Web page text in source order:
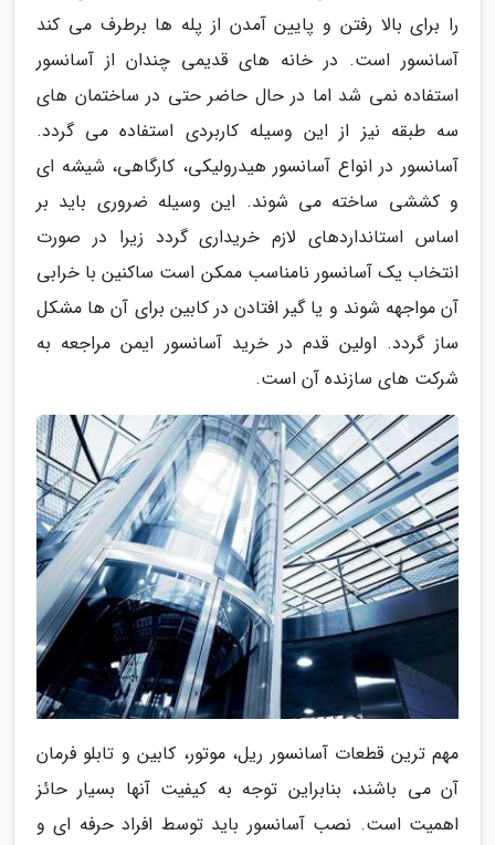
را برای بالا رفتن و پایین آمدن از پله ها برطرف می کند
آسانسور است. در خانه های قدیمی چندان از آسانسور
استفاده نمی شد اما در حال حاضر حتی در ساختمان های
سه طبقه نیز از این وسیله کاربردی استفاده می گردد.
آسانسور در انواع آسانسور هیدرولیکی، کارگاهی، شیشه ای
و کششی ساخته می شوند. این وسیله ضروری باید بر
اساس استانداردهای لازم خریداری گردد زیرا در صورت
انتخاب یک آسانسور نامناسب ممکن است ساکنین با خرابی
آن مواجهه شوند و یا گیر افتادن در کابین برای آن ها مشکل
ساز گردد. اولین قدم در خرید آسانسور ایمن مراجعه به
شرکت های سازنده آن است.
مهم ترین قطعات آسانسور ریل، موتور، کابین و تابلو فرمان
آن می باشند، بنابراین توجه به کیفیت آنها بسیار حائز
اهمیت است. نصب آسانسور باید توسط افراد حرفه ای و